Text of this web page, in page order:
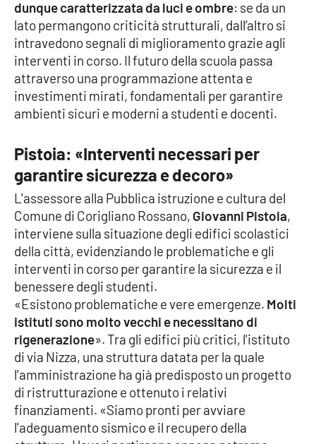
Lacplay.it
Lactv.it
Laconair.it
Lacitymag.it
Lacapitalenews.it
Ilreggino.it
Cosenzachannel.it
Ilvibonese.it
Catanzarochannel.it
APP
Android
Apple
dunque caratterizzata da luci e ombre: se da un
lato permangono criticità strutturali, dall’altro si
intravedono segnali di miglioramento grazie agli
interventi in corso. Il futuro della scuola passa
attraverso una programmazione attenta e
investimenti mirati, fondamentali per garantire
ambienti sicuri e moderni a studenti e docenti.
Pistoia: «Interventi necessari per
garantire sicurezza e decoro»
L'assessore alla Pubblica istruzione e cultura del
Comune di Corigliano Rossano, Giovanni Pistoia,
interviene sulla situazione degli edifici scolastici
della città, evidenziando le problematiche e gli
interventi in corso per garantire la sicurezza e il
benessere degli studenti.
«Esistono problematiche e vere emergenze. Molti
istituti sono molto vecchi e necessitano di
rigenerazione». Tra gli edifici più critici, l'istituto
di via Nizza, una struttura datata per la quale
l'amministrazione ha già predisposto un progetto
di ristrutturazione e ottenuto i relativi
finanziamenti. «Siamo pronti per avviare
l'adeguamento sismico e il recupero della